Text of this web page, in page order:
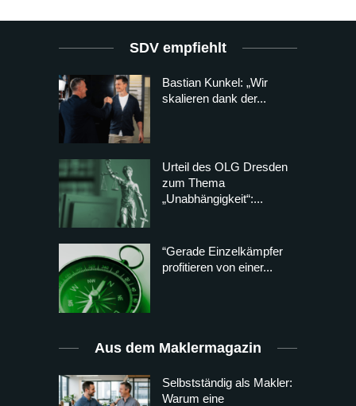
SDV empfiehlt
Bastian Kunkel: „Wir
skalieren dank der...
Urteil des OLG Dresden
zum Thema
„Unabhängigkeit“:...
“Gerade Einzelkämpfer
profitieren von einer...
Aus dem Maklermagazin
Selbstständig als Makler:
Warum eine